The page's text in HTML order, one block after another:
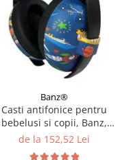
Banz®
Casti antifonice pentru
bebelusi si copii, Banz,
Bubzee, 3-36 luni, Diverse
de la 152,52 Lei